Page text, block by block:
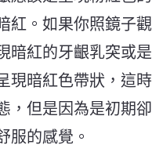
紅。如果你照鏡子
暗紅的牙齦乳突或
現暗紅色帶狀，這
，但是因為是初期
服的感覺。